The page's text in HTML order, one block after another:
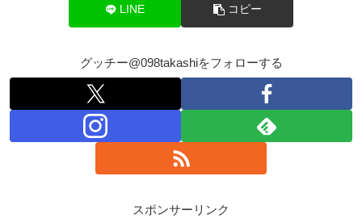
LINE コピー
グッチー@098takashiをフォローする
スポンサーリンク